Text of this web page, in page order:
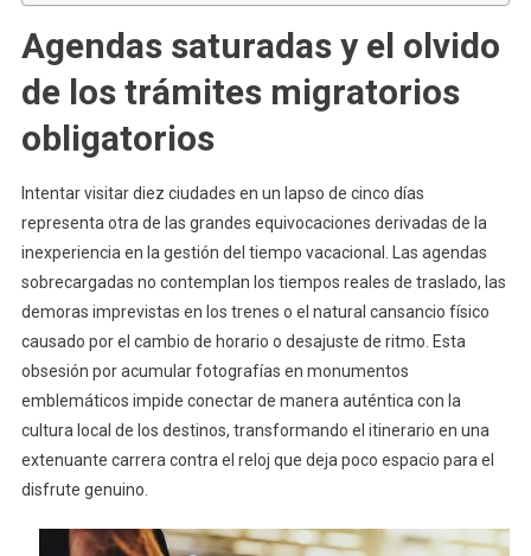
Agendas saturadas y el olvido
de los trámites migratorios
obligatorios
Intentar visitar diez ciudades en un lapso de cinco días
representa otra de las grandes equivocaciones derivadas de la
inexperiencia en la gestión del tiempo vacacional. Las agendas
sobrecargadas no contemplan los tiempos reales de traslado, las
demoras imprevistas en los trenes o el natural cansancio físico
causado por el cambio de horario o desajuste de ritmo. Esta
obsesión por acumular fotografías en monumentos
emblemáticos impide conectar de manera auténtica con la
cultura local de los destinos, transformando el itinerario en una
extenuante carrera contra el reloj que deja poco espacio para el
disfrute genuino.